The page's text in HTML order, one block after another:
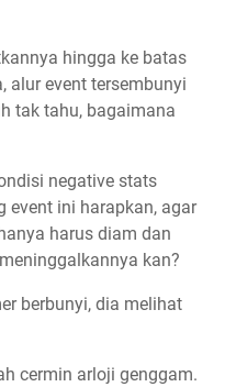
hingga ke batas
alur event tersembunyi
tak tahu, bagaimana
negative stats
event ini harapkan, agar
harus diam dan
kan?
berbunyi, dia melihat
cermin arloji genggam.